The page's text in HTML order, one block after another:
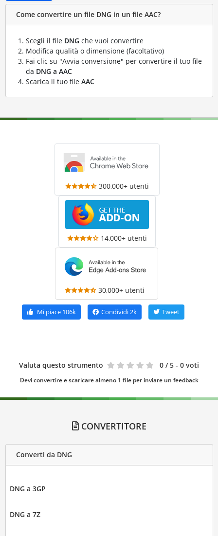
Come convertire un file DNG in un file AAC?
Scegli il file DNG che vuoi convertire
Modifica qualità o dimensione (facoltativo)
Fai clic su "Avvia conversione" per convertire il tuo file
da DNG a AAC
Scarica il tuo file AAC
300,000+ utenti
14,000+ utenti
30,000+ utenti
Mi piace 106k Condividi2k Tweet
Valuta questo strumento 0 / 5 - 0 voti
Devi convertire e scaricare almeno 1 file per inviare un feedback
CONVERTITORE
Converti da DNG
DNG a 3GP
DNG a 7Z